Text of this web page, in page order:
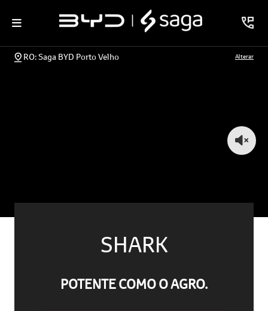
RO: Saga BYD Porto Velho Alterar
SHARK
POTENTE COMO O AGRO.